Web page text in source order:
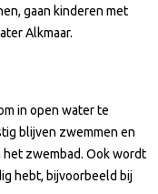
gaan kinderen met
Alkmaar.
in open water te
blijven zwemmen en
het zwembad. Ook wordt
hebt, bijvoorbeeld bij